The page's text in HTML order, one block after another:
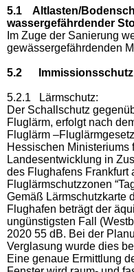
5.1 Altlasten/
wassergefährdender
Im Zuge der Sanierung
gewässergefährdenden
5.2 Immissionsschutz
5.2.1 Lärmschutz:
Der Schallschutz
Fluglärm, erfolgt nach
Fluglärm
Hessischen Ministeriums
Landesentwicklung in
des Flughafens Frankfurt
Fluglärmschutzzonen
Gemäß Lärmschutzkarte
Flughafen beträgt der
ungünstigsten Fall
2020 55 dB. Bei der
Verglasung wurde dies
Eine genaue Ermittlung